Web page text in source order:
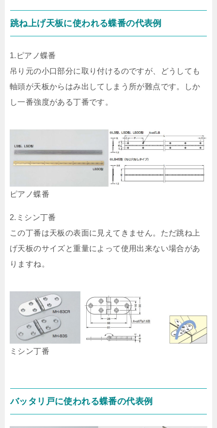
跳ね上げ天板に使われる蝶番の代表例
1.ピアノ蝶番
吊り元の小口部分に取り付けるのですが、どうしても
軸頭が天板からはみ出してしまう所が難点です。しか
し一番強度がある丁番です。
ピアノ蝶番
2.ミシン丁番
この丁番は天板の表面に見えてきません。ただ跳ね上
げ天板のサイズと重量によって使用出来ない場合があ
りますね。
ミシン丁番
バッタリ戸に使われる蝶番の代表例